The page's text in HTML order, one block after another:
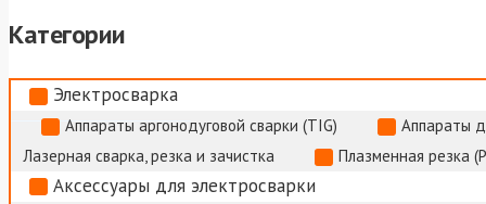
Категории
Электросварка
Аппараты аргонодуговой сварки (TIG)
Аппараты
Лазерная сварка, резка и зачистка
Плазменная резка
Аксессуары для электросварки